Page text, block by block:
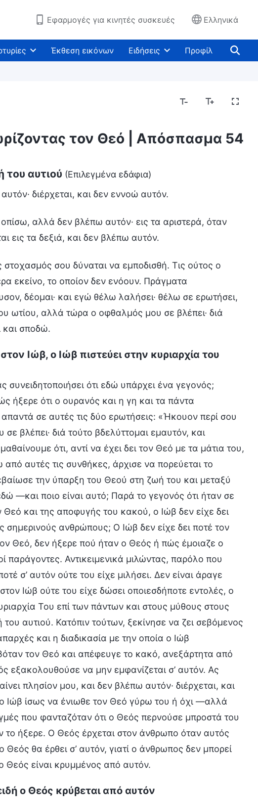
Εφαρμογές για κινητές συσκευές Ελληνικά
Έκθεση εικόνων Ειδήσεις Προφίλ
τον Θεό | Απόσπασμα 54
του αυτιού (Επιλεγμένα εδάφια)
διέρχεται, και δεν εννοώ αυτόν.
αλλά δεν βλέπω αυτόν· εις τα αριστερά, όταν
εις τα δεξιά, και δεν βλέπω αυτόν.
σου δύναται να εμποδισθή. Τις ούτος ο
εκείνο, το οποίον δεν ενόουν. Πράγματα
δέομαι· και εγώ θέλω λαλήσει· θέλω σε ερωτήσει,
ωτίου, αλλά τώρα ο οφθαλμός μου σε βλέπει· διά
και σποδώ.
Ιώβ, ο Ιώβ πιστεύει στην κυριαρχία του
ότι εδώ υπάρχει ένα γεγονός;
ήξερε ότι ο ουρανός και η γη και τα πάντα
σε αυτές τις δύο ερωτήσεις: «Ήκουον περί σου
βλέπει· διά τούτο βδελύττομαι εμαυτόν, και
ότι, αντί να έχει δει τον Θεό με τα μάτια του,
αυτές τις συνθήκες, άρχισε να πορεύεται το
την ύπαρξη του Θεού στη ζωή του και μεταξύ
—και ποιο είναι αυτό; Παρά το γεγονός ότι ήταν σε
και της αποφυγής του κακού, ο Ιώβ δεν είχε δει
ανθρώπους; Ο Ιώβ δεν είχε δει ποτέ τον
Θεό, δεν ήξερε πού ήταν ο Θεός ή πώς έμοιαζε ο
παράγοντες. Αντικειμενικά μιλώντας, παρόλο που
σ’ αυτόν ούτε του είχε μιλήσει. Δεν είναι άραγε
Ιώβ ούτε του είχε δώσει οποιεσδήποτε εντολές, ο
Του επί των πάντων και στους μύθους στους
αυτιού. Κατόπιν τούτων, ξεκίνησε να ζει σεβόμενος
και η διαδικασία με την οποία ο Ιώβ
τον Θεό και απέφευγε το κακό, ανεξάρτητα από
εξακολουθούσε να μην εμφανίζεται σ’ αυτόν. Ας
πλησίον μου, και δεν βλέπω αυτόν· διέρχεται, και
Ιώβ ίσως να ένιωθε τον Θεό γύρω του ή όχι —αλλά
που φανταζόταν ότι ο Θεός περνούσε μπροστά του
ήξερε. Ο Θεός έρχεται στον άνθρωπο όταν αυτός
θα έρθει σ’ αυτόν, γιατί ο άνθρωπος δεν μπορεί
Θεός είναι κρυμμένος από αυτόν.
ο Θεός κρύβεται από αυτόν